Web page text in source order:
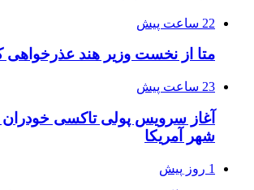
22 ساعت پیش
متا از نخست وزیر هند عذرخواهی
23 ساعت پیش
آغاز سرویس پولی تاکسی
شهر آمریکا
1 روز پیش